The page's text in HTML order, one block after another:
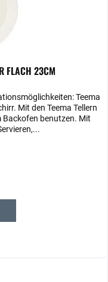
FLACH 23CM
Teema
Mit den Teema­ Tellern
Backofen benutzen. Mit